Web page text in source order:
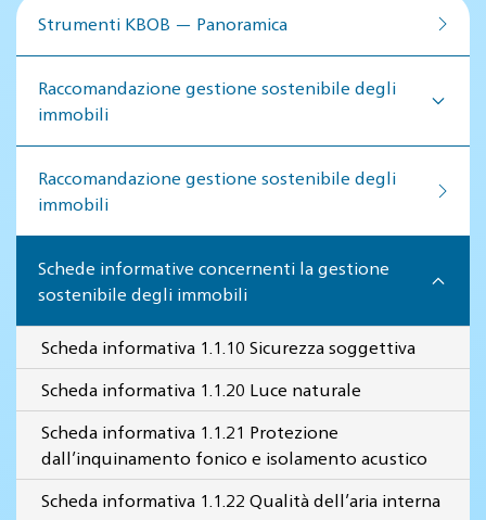
Strumenti KBOB — Panoramica
Raccomandazione gestione sostenibile degli
immobili
Raccomandazione gestione so­ste­ni­bi­le de­gli
im­mo­bi­li
Schede informative concernenti la gestione
sostenibile degli immobili
Scheda informativa 1.1.10 Sicurezza soggettiva
Scheda informativa 1.1.20 Luce naturale
Scheda informativa 1.1.21 Protezione
dall’inquinamento fonico e isolamento acustico
Scheda informativa 1.1.22 Qualità dell’aria interna